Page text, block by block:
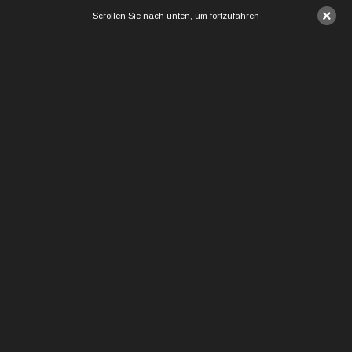
×
Scrollen Sie nach unten, um fortzufahren